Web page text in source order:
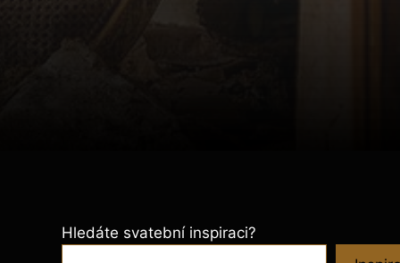
Hledáte svatební inspiraci?